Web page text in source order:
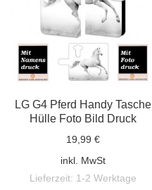
LG G4 Pferd Handy Tasche
Hülle Foto Bild Druck
19,99 €
inkl. MwSt
Lieferzeit: 1-2 Werktage